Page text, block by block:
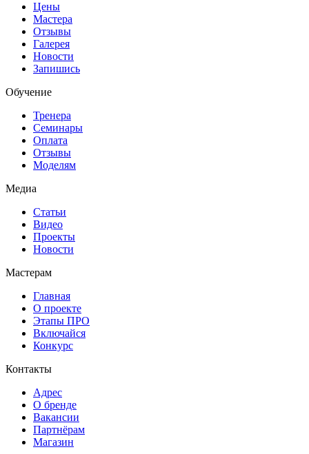
Цены
Мастера
Отзывы
Галерея
Новости
Запишись
Обучение
Тренера
Семинары
Оплата
Отзывы
Моделям
Медиа
Статьи
Видео
Проекты
Новости
Мастерам
Главная
О проекте
Этапы ПРО
Включайся
Конкурс
Контакты
Адрес
О бренде
Вакансии
Партнёрам
Магазин